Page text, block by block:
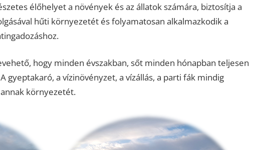
élőhelyet a növények és az állatok számára, biztosítja a
hűti környezetét és folyamatosan alkalmazkodik a
hogy minden évszakban, sőt minden hónapban teljesen
gyeptakaró, a vízinövényzet, a vízállás, a parti fák mindig
környezetét.